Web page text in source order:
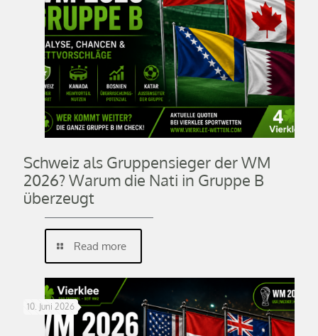
Schweiz als Gruppensieger der WM
2026? Warum die Nati in Gruppe B
überzeugt
Read more
10. Juni 2026